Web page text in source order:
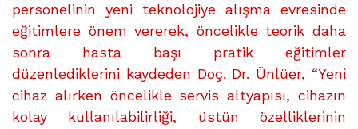
personelinin yeni teknolojiye alışma evresinde
eğitimlere önem vererek, öncelikle teorik daha
sonra hasta başı pratik eğitimler
düzenlediklerini kaydeden Doç. Dr. Ünlüer, “Yeni
cihaz alırken öncelikle servis altyapısı, cihazın
kolay kullanılabilirliği, üstün özelliklerinin